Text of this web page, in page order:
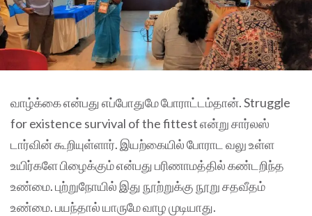
வாழ்க்கை என்பது எப்போதுமே போராட்டம்தான். Struggle
for existence survival of the fittest என்று சார்லஸ்
டார்வின் கூறியுள்ளார். இயற்கையில் போராட வலு உள்ள
உயிர்களே பிழைக்கும் என்பது பரிணாமத்தில் கண்டறிந்த
உண்மை. புற்றுநோயில் இது நூற்றுக்கு நூறு சதவீதம்
உண்மை. பயந்தால் யாருமே வாழ முடியாது.